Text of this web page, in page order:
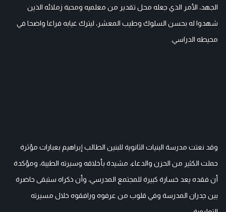
الجهد، الأمر الذي جعله محل تقدير من معلميه ومحبة زملائه الذين
شهدوا له بحسن السلوك وطيب المعشر، ليترك غيابه فراغا واضحا في
محيطه الدراسي.
وقد نعتت مدرسة البنيات الثانوية للبنين الطالب إبراهيم بعبارات مؤثرة
حملت الكثير من الحزن والدعاء، مشيدة بأخلاقه وسيرته الطيبة، ومؤكدة
أن فقده يعد خسارة كبيرة للمجتمع المدرسي، وأن ذكراه ستبقى حاضرة
بين جدران المدرسة وفي قلوب من عرفوه ورافقوه خلال مسيرته